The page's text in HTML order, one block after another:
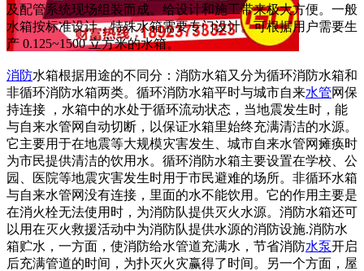
及配管系统现场组装而成。给设计和施工带来极大方便。一般
水箱按标准设计，特殊水箱需要专门设计。可根据用户需要生
产 0.125~1500 立方米的水箱。
消防水箱根据用途的不同分：消防水箱又分为循环消防水箱和
非循环消防水箱两类。循环消防水箱平时与城市自来水管网保
持连接 ，水箱中的水处于循环流动状态，当地震发生时，能
与自来水管网自动切断，以保证水箱里始终充满清洁的水源。
它主要用于在地震等大规模灾害发生、城市自来水管网瘫痪时
为市民提供清洁的饮用水。循环消防水箱主要设置在学校、公
园、医院等地震灾害发生时用于市民避难的场所。非循环水箱
与自来水管网没有连接，里面的水不能饮用。它的作用主要是
在消火栓无法使用时，为消防队提供灭火水源。消防水箱还可
以用在灭火救援活动中为消防队提供水源的消防设施.消防水
箱贮水，一方面，使消防给水管道充满水，节省消防水泵开启
后充满管道的时间，为扑灭火灾赢得了时间。另一个方面，屋